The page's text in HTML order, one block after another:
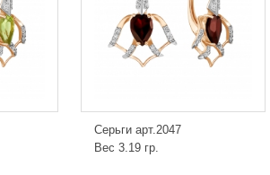
Серьги арт.2047
Вес 3.19 гр.